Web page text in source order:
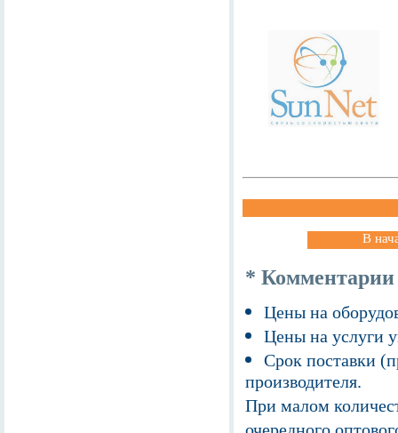
В
* Комментарии
Цены на
Цены на услуги
Срок поставки
производителя.
При малом